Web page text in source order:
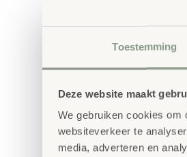
Toestemming
Deze website maakt
We gebruiken cookies om
websiteverkeer te
media, adverteren en